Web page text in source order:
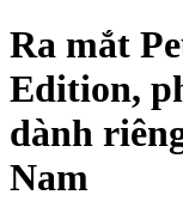
Ra mắt
Edition,
dành
Nam